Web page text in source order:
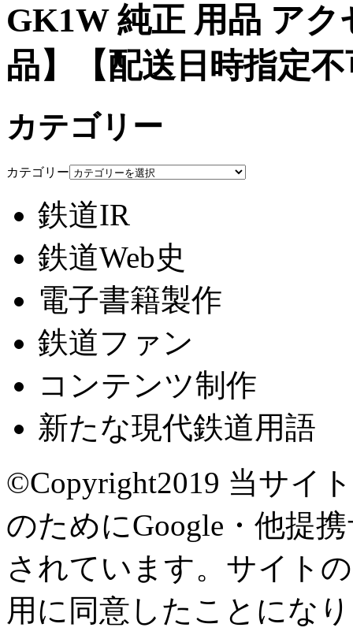
GK1W 純正 用品 ア
品】【配送日時指定
カテゴリー
カテゴリー
鉄道IR
鉄道Web史
電子書籍製作
鉄道ファン
コンテンツ制作
新たな現代鉄道用語
©Copyright2019 当サイ
のためにGoogle・他提
されています。サイト
用に同意したことにな